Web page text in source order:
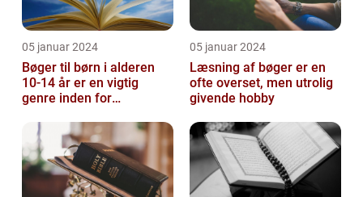
05 januar 2024
Bøger til børn i alderen
10-14 år er en vigtig
genre inden for
afgørend...
05 januar 2024
Læsning af bøger er en
ofte overset, men utrolig
givende hobby